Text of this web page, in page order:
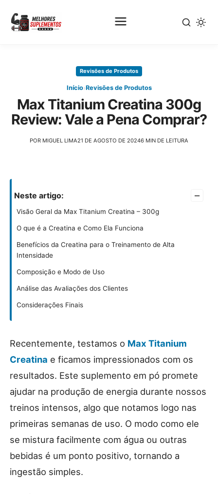
principal
Revisões de Produtos
Início›Revisões de Produtos
Max Titanium Creatina 300g
Review: Vale a Pena Comprar?
POR MIGUEL LIMA21 DE AGOSTO DE 20246 MIN DE LEITURA
Neste artigo: –
Visão Geral da Max Titanium Creatina – 300g
O que é a Creatina e Como Ela Funciona
Benefícios da Creatina para o Treinamento de Alta
Intensidade
Composição e Modo de Uso
Análise das Avaliações dos Clientes
Considerações Finais
Recentemente, testamos o Max Titanium
Creatina e ficamos impressionados com os
resultados. Este suplemento em pó promete
ajudar na produção de energia durante nossos
treinos intensos, algo que notamos logo nas
primeiras semanas de uso. O modo como ele
se mistura facilmente com água ou outras
bebidas é um ponto positivo, tornando a
ingestão simples.